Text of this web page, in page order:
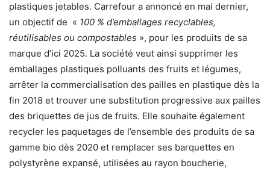
plastiques jetables. Carrefour a annoncé en mai dernier,
un objectif de « 100 % d’emballages recyclables,
réutilisables ou compostables », pour les produits de sa
marque d’ici 2025. La société veut ainsi supprimer les
emballages plastiques polluants des fruits et légumes,
arrêter la commercialisation des pailles en plastique dès la
fin 2018 et trouver une substitution progressive aux pailles
des briquettes de jus de fruits. Elle souhaite également
recycler les paquetages de l’ensemble des produits de sa
gamme bio dès 2020 et remplacer ses barquettes en
polystyrène expansé, utilisées au rayon boucherie,